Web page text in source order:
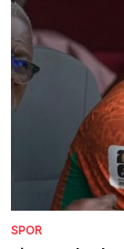
SPOR